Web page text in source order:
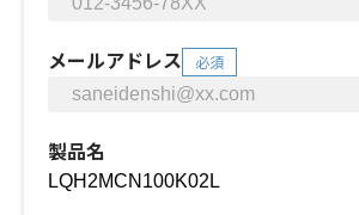
メールアドレス 必須
製品名